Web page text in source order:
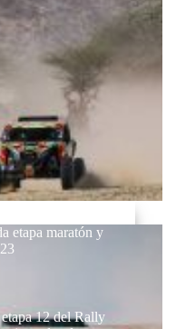
etapa maratón y
12 del Rally